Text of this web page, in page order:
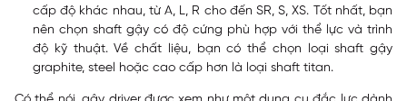
cấp độ khác nhau, từ A, L, R cho đến SR, S, XS. Tốt nhất, bạn
nên chọn shaft gậy có độ cứng phù hợp với thể lực và trình
độ kỹ thuật. Về chất liệu, bạn có thể chọn loại shaft gậy
graphite, steel hoặc cao cấp hơn là loại shaft titan.